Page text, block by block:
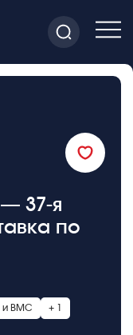
— 37-я
по
и ВМС + 1